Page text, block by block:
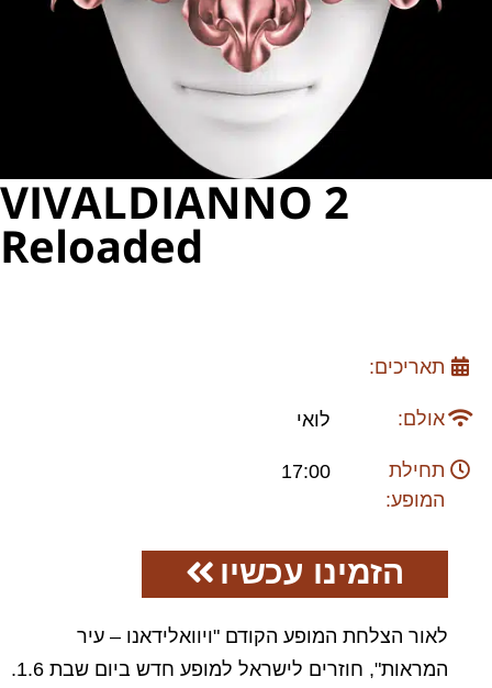
VIVALDIANNO 2
Reloaded
תאריכים:
אולם: לואי
תחילת
המופע:
17:00
הזמינו עכשיו
לאור הצלחת המופע הקודם "ויוואלידאנו – עיר
המראות", חוזרים לישראל למופע חדש ביום שבת 1.6.